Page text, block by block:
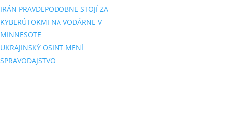
IRÁN PRAVDEPODOBNE STOJÍ ZA
KYBERÚTOKMI NA VODÁRNE V
MINNESOTE
UKRAJINSKÝ OSINT MENÍ
SPRAVODAJSTVO